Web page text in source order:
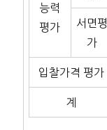
능력
평가
서면평
가
입찰가격 평가
계